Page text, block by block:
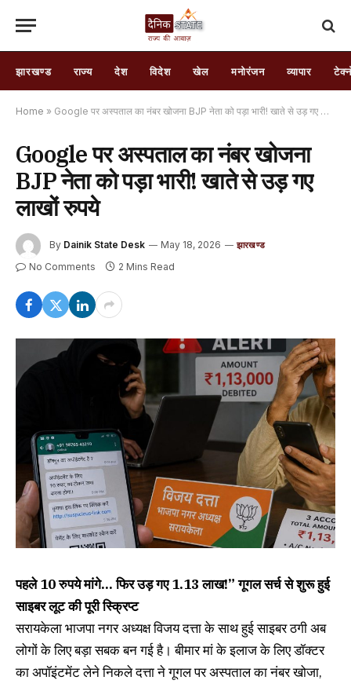
झारखण्ड राज्य देश विदेश खेल मनोरंजन व्यापार
Home » Google पर अस्पताल का नंबर खोजना BJP नेता को पड़ा भारी! खाते से उड़ गए लाखों रुपये
Google पर अस्पताल का नंबर खोजना
BJP नेता को पड़ा भारी! खाते से उड़ गए
लाखों रुपये
By Dainik State Desk May 18, 2026 झारखण्ड
No Comments 2 Mins Read
पहले 10 रुपये मांगे… फिर उड़ गए ₹1.13 लाख!” गूगल सर्च से शुरू हुई
साइबर लूट की पूरी स्क्रिप्ट
सरायकेला भाजपा नगर अध्यक्ष विजय दत्ता के साथ हुई साइबर ठगी अब
लोगों के लिए बड़ा सबक बन गई है। बीमार मां के इलाज के लिए डॉक्टर
का अपॉइंटमेंट लेने निकले दत्ता ने गूगल पर अस्पताल का नंबर खोजा,